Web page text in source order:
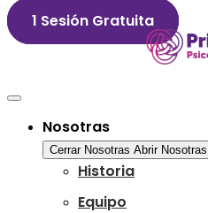
1 Sesión Gratuita
Nosotras
Cerrar Nosotras Abrir Nosotras
Historia
Equipo